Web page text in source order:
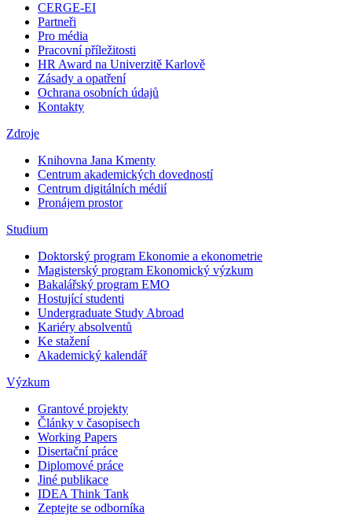
CERGE-EI
Partneři
Pro média
Pracovní příležitosti
HR Award na Univerzitě Karlově
Zásady a opatření
Ochrana osobních údajů
Kontakty
Zdroje
Knihovna Jana Kmenty
Centrum akademických dovedností
Centrum digitálních médií
Pronájem prostor
Studium
Doktorský program Ekonomie a ekonometrie
Magisterský program Ekonomický výzkum
Bakalářský program EMO
Hostující studenti
Undergraduate Study Abroad
Kariéry absolventů
Ke stažení
Akademický kalendář
Výzkum
Grantové projekty
Články v časopisech
Working Papers
Disertační práce
Diplomové práce
Jiné publikace
IDEA Think Tank
Zeptejte se odborníka